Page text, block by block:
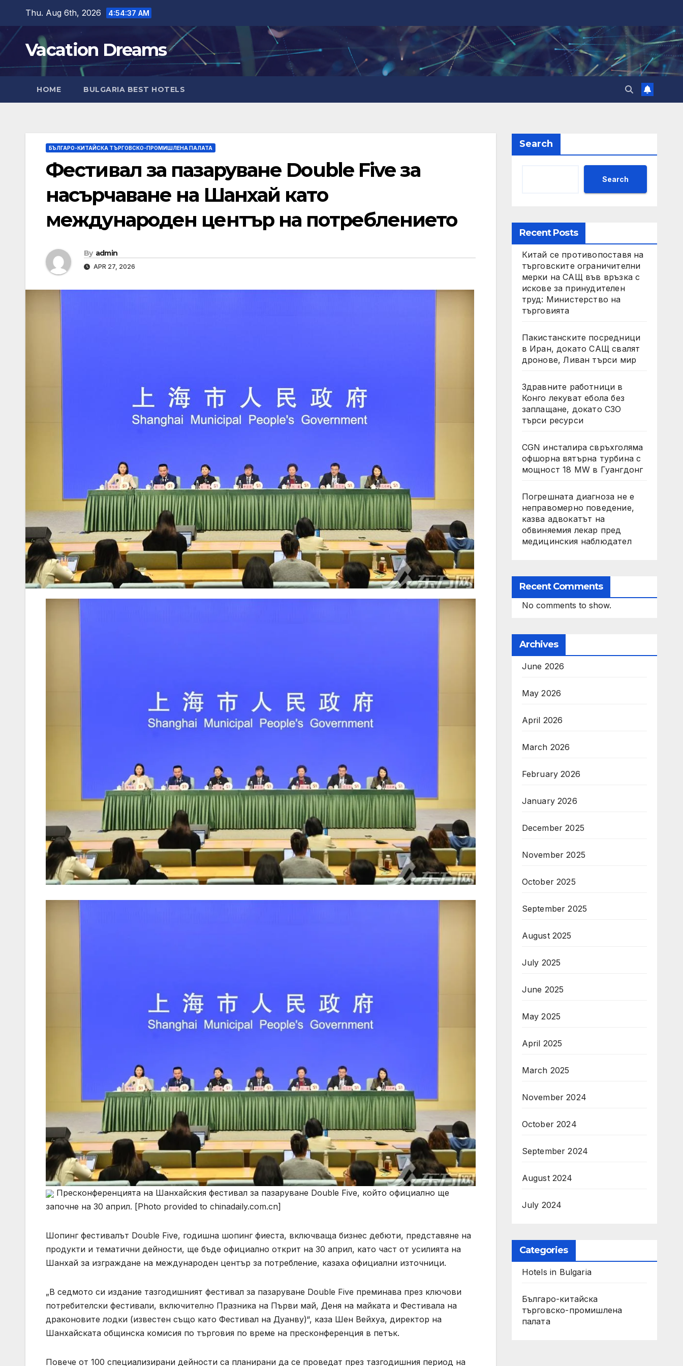
content
Thu. Aug 6th, 2026 4:54:39 AM
Vacation Dreams
HOME BULGARIA BEST HOTELS
БЪЛГАРО-КИТАЙСКА ТЪРГОВСКО-ПРОМИШЛЕНА ПАЛАТА
Фестивал за пазаруване Double Five за
насърчаване на Шанхай като
международен център на потреблението
By admin
APR 27, 2026
Пресконференцията на Шанхайския фестивал за пазаруване Double Five, който официално ще
започне на 30 април. [Photo provided to chinadaily.com.cn]
Шопинг фестивалът Double Five, годишна шопинг фиеста, включваща бизнес дебюти, представяне на
продукти и тематични дейности, ще бъде официално открит на 30 април, като част от усилията на
Шанхай за изграждане на международен център за потребление, казаха официални източници.
„В седмото си издание тазгодишният фестивал за пазаруване Double Five преминава през ключови
потребителски фестивали, включително Празника на Първи май, Деня на майката и Фестивала на
драконовите лодки (известен също като Фестивал на Дуанву)“, каза Шен Вейхуа, директор на
Шанхайската общинска комисия по търговия по време на пресконференция в петък.
Повече от 100 специализирани дейности са планирани да се проведат през тазгодишния период на
Search
Search
Recent Posts
Китай се противопоставя на
търговските ограничителни
мерки на САЩ във връзка с
искове за принудителен
труд: Министерство на
търговията
Пакистанските посредници
в Иран, докато САЩ свалят
дронове, Ливан търси мир
Здравните работници в
Конго лекуват ебола без
заплащане, докато СЗО
търси ресурси
CGN инсталира свръхголяма
офшорна вятърна турбина с
мощност 18 MW в Гуангдонг
Погрешната диагноза не е
неправомерно поведение,
казва адвокатът на
обвиняемия лекар пред
медицинския наблюдател
Recent Comments
No comments to show.
Archives
June 2026
May 2026
April 2026
March 2026
February 2026
January 2026
December 2025
November 2025
October 2025
September 2025
August 2025
July 2025
June 2025
May 2025
April 2025
March 2025
November 2024
October 2024
September 2024
August 2024
July 2024
Categories
Hotels in Bulgaria
Българо-китайска
търговско-промишлена
палата